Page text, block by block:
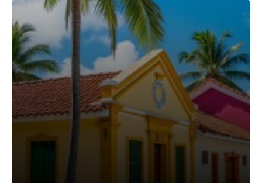
l’expression de la culture martiniquaise
30 juin 2026